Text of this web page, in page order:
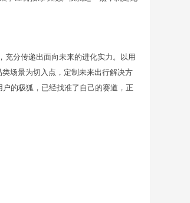
充分传递出面向未来的进化实力。以用
场景为切入点，定制未来出行解决方
的极狐，已经找准了自己的赛道，正